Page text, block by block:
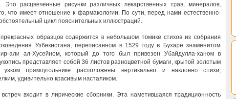
Это расцвеченные рисунки различных лекарственных трав, минералов,
что имеет отношение к фармакологии. По сути, перед нами естественно-
цикл пояснительных иллюстраций.
образцов содержится в небольшом томике стихов из собрания
Узбекистана, переписанном в 1529 году в Бухаре знаменитом
али ал-Хусейном, который до того был привезен Убайдулла-ханом в
представляет собой 36 листов разноцветной бумаги, крытой золотым
прямоугольнике расположены вертикально и наклонно стихи,
удивительно красивым насталиком.
входит в лирические сборники. Эта наметившаяся традиционность